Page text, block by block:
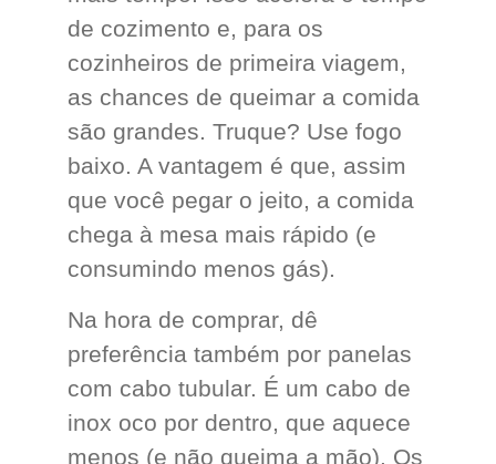
de cozimento e, para os
cozinheiros de primeira viagem,
as chances de queimar a comida
são grandes. Truque? Use fogo
baixo. A vantagem é que, assim
que você pegar o jeito, a comida
chega à mesa mais rápido (e
consumindo menos gás).
Na hora de comprar, dê
preferência também por panelas
com cabo tubular. É um cabo de
inox oco por dentro, que aquece
menos (e não queima a mão). Os